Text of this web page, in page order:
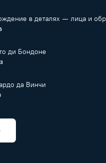
в деталях — лица и
ди Бондоне
да Винчи